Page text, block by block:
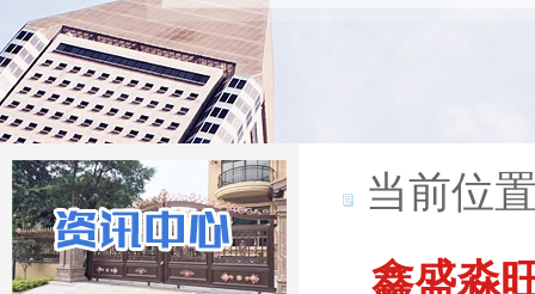
当前位
鑫盛淼